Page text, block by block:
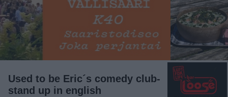
Used to be Eric´s comedy club-
stand up in english